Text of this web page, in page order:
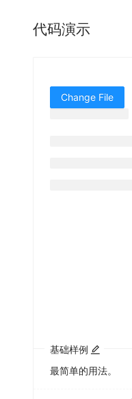
代码演示
Change File
基础样例
最简单的用法。